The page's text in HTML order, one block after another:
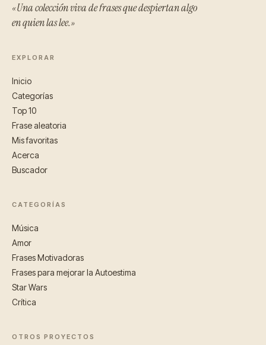
«Una colección viva de frases que despiertan algo
en quien las lee.»
EXPLORAR
Inicio
Categorías
Top 10
Frase aleatoria
Mis favoritas
Acerca
Buscador
CATEGORÍAS
Música
Amor
Frases Motivadoras
Frases para mejorar la Autoestima
Star Wars
Crítica
OTROS PROYECTOS